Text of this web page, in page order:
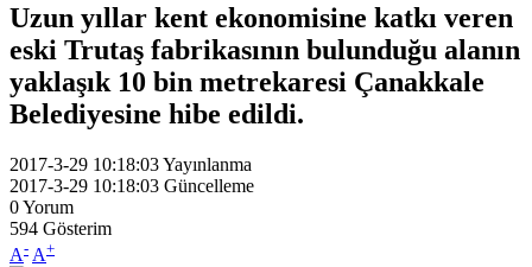
Uzun yıllar kent ekonomisine katkı veren
eski Trutaş fabrikasının bulunduğu alanın
yaklaşık 10 bin metrekaresi Çanakkale
Belediyesine hibe edildi.
2017-3-29 10:18:03Yayınlanma
2017-3-29 10:18:03 Güncelleme
0Yorum
594 Gösterim
A- A+